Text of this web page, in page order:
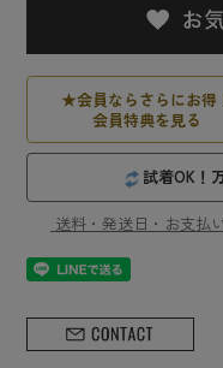
★会員ならさらにお得
会員特典を見る
試着OK！
送料・発送日・お支払